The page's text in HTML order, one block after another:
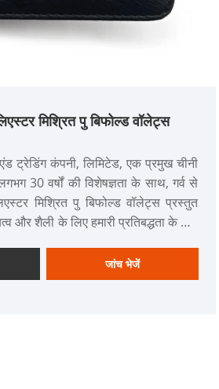
मिश्रित पु बिफोल्ड वॉलेट्स
ट्रेडिंग कंपनी, लिमिटेड, एक प्रमुख चीनी
लगभग 30 वर्षों की विशेषज्ञता के साथ, गर्व से
मिश्रित पु बिफोल्ड वॉलेट्स प्रस्तुत
और शैली के लिए हमारी प्रतिबद्धता के लिए
बैकपैक्स सहित विभिन्न प्रकार के वॉलेट
विशेषज्ञ हैं। OEM सेवाओं पर एक मजबूत
जांच भेजें